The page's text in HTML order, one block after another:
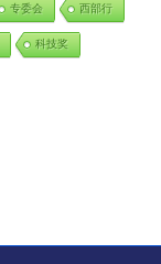
专委会 西部行
科技奖